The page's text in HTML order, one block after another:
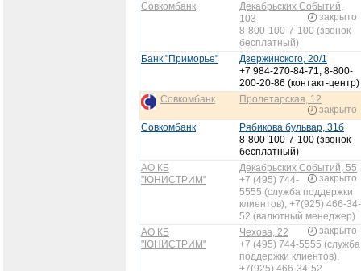
Совкомбанк
Декабрьских Событий,
103
закрыто
8-800-100-7-100 (звонок
бесплатный)
Банк "Приморье"
Дзержинского, 20/1
+7 984-270-84-71, 8-800-
200-20-86 (контакт-центр)
Совкомбанк
Пролетарская, 12
закрыто
Совкомбанк
Рябикова бульвар, 31б
8-800-100-7-100 (звонок
бесплатный)
АО КБ
"ЮНИСТРИМ"
Декабрьских Событий, 55
закрыто
+7 (495) 744-
5555 (служба поддержки
клиентов), +7(925) 466-34-
52 (валютный менеджер)
АО КБ
"ЮНИСТРИМ"
Чехова, 22
закрыто
+7 (495) 744-5555 (служба
поддержки клиентов),
+7(925) 466-34-52